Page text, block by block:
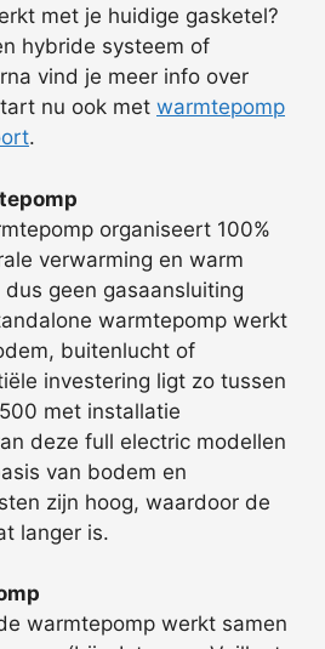
met je huidige gasketel?
hybride systeem of
vind je meer info over
nu ook met warmtepomp
.
organiseert 100%
verwarming en warm
geen gasaansluiting
warmtepomp werkt
buitenlucht of
investering ligt zo tussen
met installatie
deze full electric modellen
van bodem en
zijn hoog, waardoor de
langer is.
warmtepomp werkt samen